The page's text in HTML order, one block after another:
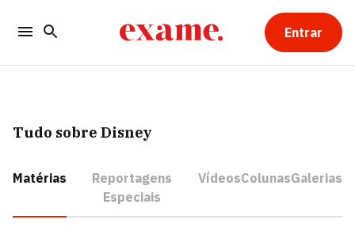
Entrar
Tudo sobre Disney
Matérias
Reportagens
Especiais
VídeosColunasGalerias